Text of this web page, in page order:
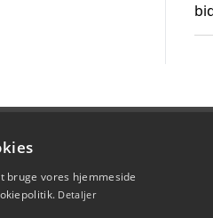
bruge vores hjemmeside
Detaljer